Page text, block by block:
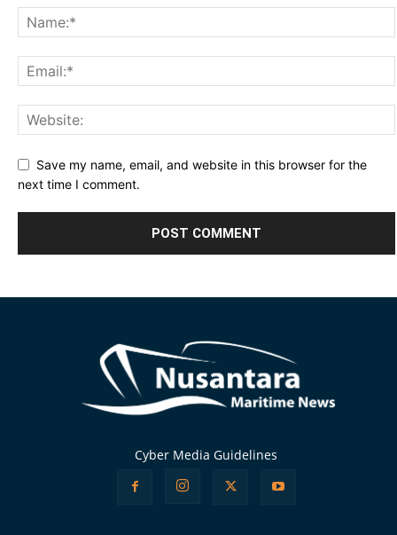
Save my name, email, and website in this browser for the
next time I comment.
Cyber Media Guidelines